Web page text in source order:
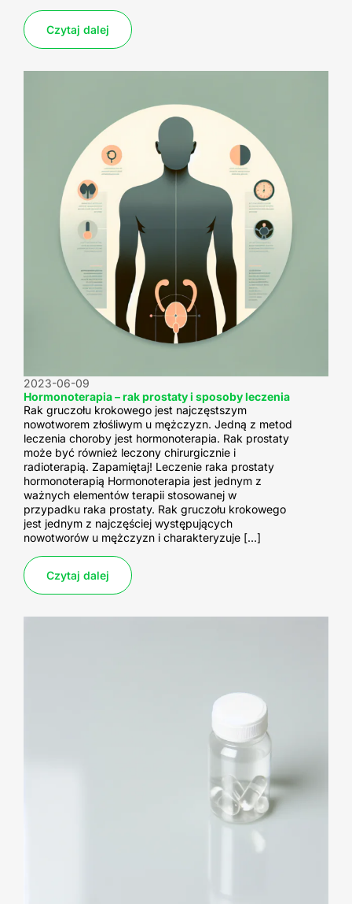
Czytaj dalej
Hormonoterapia – rak prostaty i sposoby leczenia
2023-06-09
Rak gruczołu krokowego jest najczęstszym
nowotworem złośliwym u mężczyzn. Jedną z metod
leczenia choroby jest hormonoterapia. Rak prostaty
może być również leczony chirurgicznie i
radioterapią. Zapamiętaj! Leczenie raka prostaty
hormonoterapią Hormonoterapia jest jednym z
ważnych elementów terapii stosowanej w
przypadku raka prostaty. Rak gruczołu krokowego
jest jednym z najczęściej występujących
nowotworów u mężczyzn i charakteryzuje […]
Czytaj dalej